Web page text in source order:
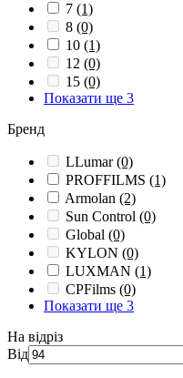
7 (1)
8 (0)
10 (1)
12 (0)
15 (0)
Показати ще 3
Бренд
LLumar(0)
PROFFILMS (1)
Armolan (2)
Sun Control (0)
Global (0)
KYLON (0)
LUXMAN (1)
CPFilms (0)
Показати ще 3
На відріз
Від